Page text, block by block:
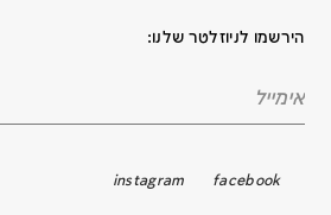
הירשמו לניוזלטר שלנו:
facebook
instagram